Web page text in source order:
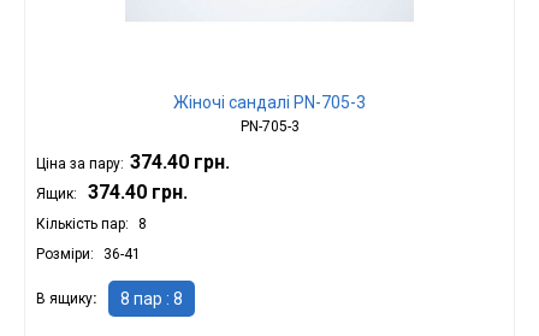
Жіночі сандалі PN-705-3
PN-705-3
Ціна за пару: 374.40 грн.
Ящик: 374.40 грн.
Кількість пар
8
Розміри
36-41
В ящику 8 пар : 8